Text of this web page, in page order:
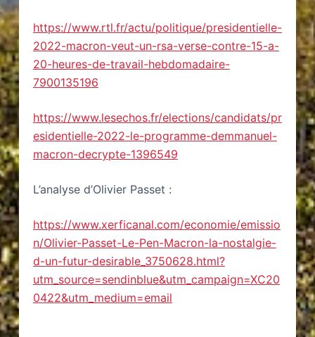
https://www.rtl.fr/actu/politique/presidentielle-
2022-macron-veut-un-rsa-verse-contre-15-a-
20-heures-de-travail-hebdomadaire-
7900135196
https://www.lesechos.fr/elections/candidats/pr
esidentielle-2022-le-programme-demmanuel-
macron-decrypte-1396549
L’analyse d’Olivier Passet :
https://www.xerficanal.com/economie/emissio
n/Olivier-Passet-Le-Pen-Macron-la-nostalgie-
d-un-futur-desirable_3750628.html?
utm_source=sendinblue&utm_campaign=XC20
0422&utm_medium=email